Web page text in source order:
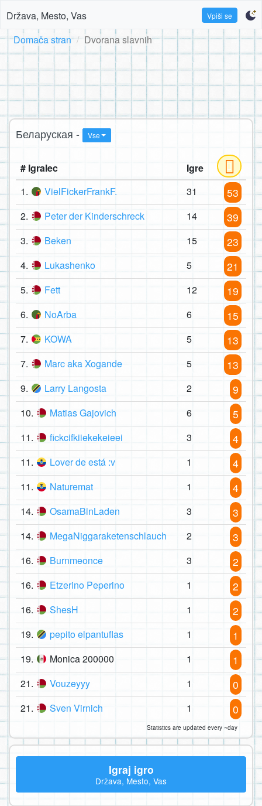
Država, Mesto, Vas Vpiši se
Domača stran Dvorana slavnih
Беларуская - Vse
# Igralec
Igre
1.
VielFickerFrankF. 31 53
2. Peter der Kinderschreck 14 39
3. Beken 15 23
4. Lukashenko 5 21
5. Fett 12 19
6. NoArba 6 15
7. KOWA 5 13
7. Marc aka Xogande 5 13
9. Larry Langosta 2 9
10. Matias Gajovich 6 5
11. fickcifkiiekekeieei 3 4
11. Lover de está :v 1 4
11. Naturemat 1 4
14. OsamaBinLaden 3 3
14. MegaNiggaraketenschlauch 2 3
16. Burnmeonce 3 2
16. Etzerino Peperino 1 2
16. ShesH 1 2
19. pepito elpantuflas 1 1
19. Monica 200000 1 1
21. Vouzeyyy 1 0
21. Sven Virnich 1 0
Statistics are updated every ~day
Igraj igro
Država, Mesto, Vas